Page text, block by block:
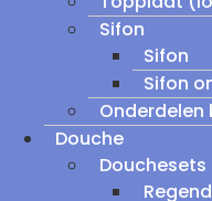
Sifon
Sifon
Sifon
Douche
Douchesets